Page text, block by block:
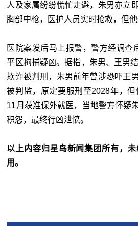
人及家属纷纷慌忙走避，朱男亦立
胸部中枪，医护人员实时抢救，但他
医院案发后马上报警，警方经调查
平区拘捕疑凶。据指，朱男、王男
欺诈被判刑，朱男前年曾涉恐吓王
被判监，原定要服刑至2028年，
11月获准保外就医，当地警方怀疑
积怨，最终行凶泄愤。
以上内容归星岛新闻集团所有，未
用。